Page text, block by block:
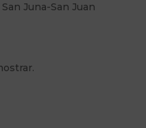
Juna-San Juan